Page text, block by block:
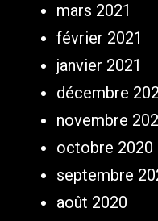
mars 2021
février 2021
janvier 2021
décembre
novembre
octobre 2020
septembre
août 2020